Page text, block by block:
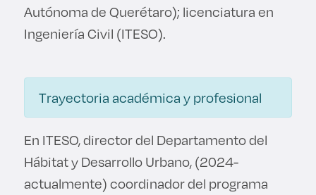
Carreras
Prepa ITESO
Becas
Sustentabilidad
Autónoma de Querétaro); licenciatura en
Ingeniería Civil (ITESO).
Trayectoria académica y profesional
En ITESO, director del Departamento del
Hábitat y Desarrollo Urbano, (2024-
actualmente) coordinador del programa